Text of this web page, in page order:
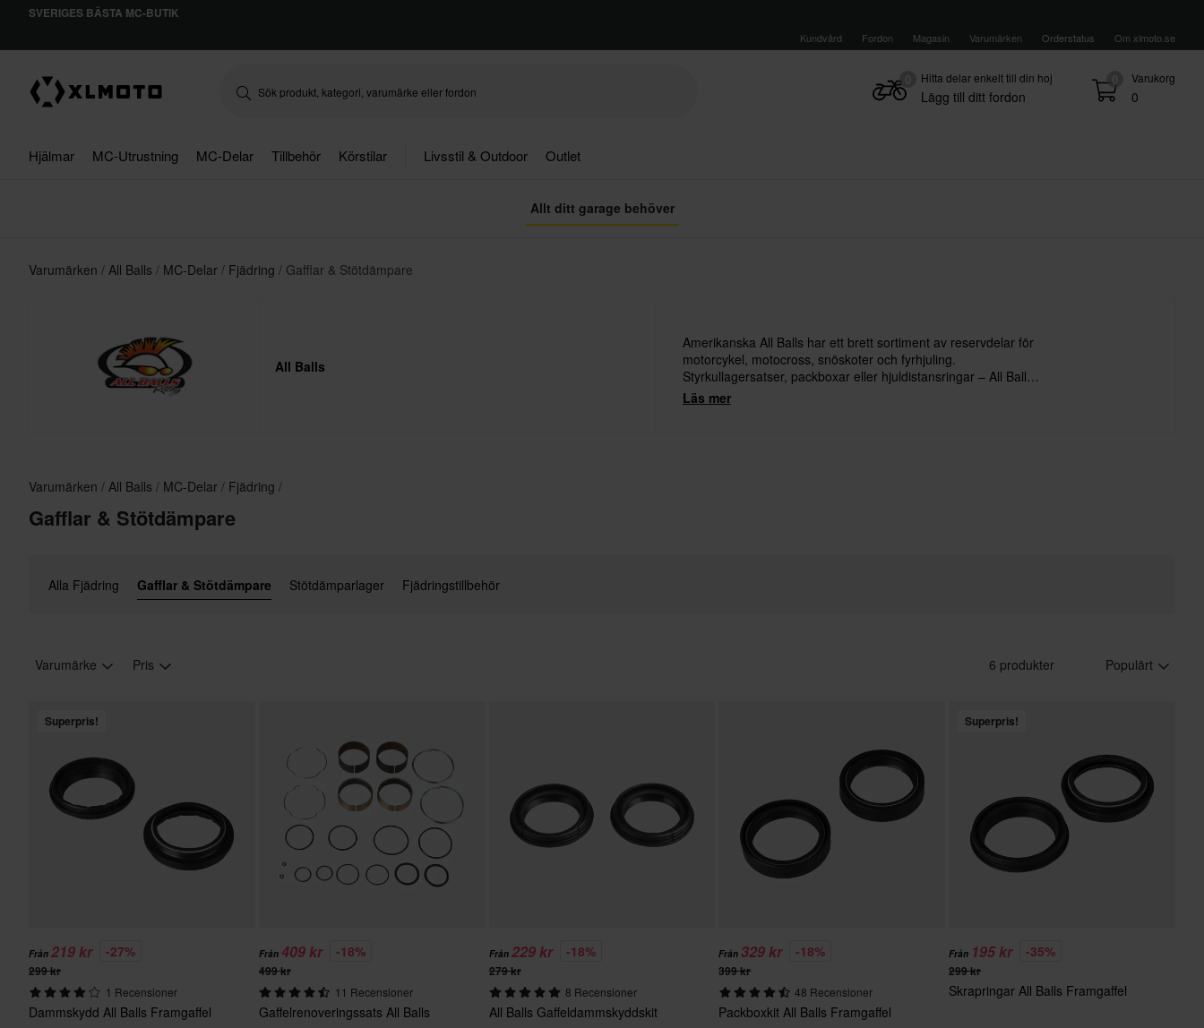
SVERIGES BÄSTA MC-BUTIK
Kundvård Fordon Magasin Varumärken Orderstatus Om xlmoto.se
0 Varukorg
0
Hitta delar enkelt till din hoj
Lägg till ditt fordon
Hjälmar MC-Utrustning MC-Delar Tillbehör Körstilar Livsstil & Outdoor Outlet
Allt ditt garage behöver
Varumärken All Balls MC-Delar Fjädring Gafflar & Stötdämpare
All Balls
Amerikanska All Balls har ett brett sortiment av reservdelar för
motorcykel, motocross, snöskoter och fyrhjuling.
Styrkullagersatser, packboxar eller hjuldistansringar – All Balls
har det du behöver!
Läs mer
Varumärken All Balls MC-Delar Fjädring
Gafflar & Stötdämpare
Alla Fjädring Gafflar & Stötdämpare Stötdämparlager Fjädringstillbehör
Varumärke Pris 6 produkter Populärt
Superpris!
Från 219 kr -27%
299 kr
1 Recensioner
Dammskydd All Balls Framgaffel
Från 409 kr -18%
499 kr
11 Recensioner
Gaffelrenoveringssats All Balls
Från 229 kr -18%
279 kr
8 Recensioner
All Balls Gaffeldammskyddskit
Från 329 kr -18%
399 kr
48 Recensioner
Packboxkit All Balls Framgaffel
Superpris!
Från 195 kr -35%
299 kr
Skrapringar All Balls Framgaffel